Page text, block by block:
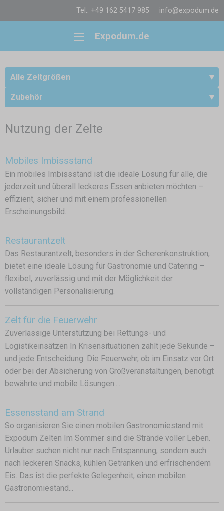
Tel.: +49 162 5417 985 info@expodum.de
Expodum.de
Alle Zeltgrößen
Zubehör
Nutzung der Zelte
Mobiles Imbissstand
Ein mobiles Imbissstand ist die ideale Lösung für alle, die
jederzeit und überall leckeres Essen anbieten möchten –
effizient, sicher und mit einem professionellen
Erscheinungsbild.
Restaurantzelt
Das Restaurantzelt, besonders in der Scherenkonstruktion,
bietet eine ideale Lösung für Gastronomie und Catering –
flexibel, zuverlässig und mit der Möglichkeit der
vollständigen Personalisierung.
Zelt für die Feuerwehr
Zuverlässige Unterstützung bei Rettungs- und
Logistikeinsätzen In Krisensituationen zählt jede Sekunde –
und jede Entscheidung. Die Feuerwehr, ob im Einsatz vor Ort
oder bei der Absicherung von Großveranstaltungen, benötigt
bewährte und mobile Lösungen....
Essensstand am Strand
So organisieren Sie einen mobilen Gastronomiestand mit
Expodum Zelten Im Sommer sind die Strände voller Leben.
Urlauber suchen nicht nur nach Entspannung, sondern auch
nach leckeren Snacks, kühlen Getränken und erfrischendem
Eis. Das ist die perfekte Gelegenheit, einen mobilen
Gastronomiestand...